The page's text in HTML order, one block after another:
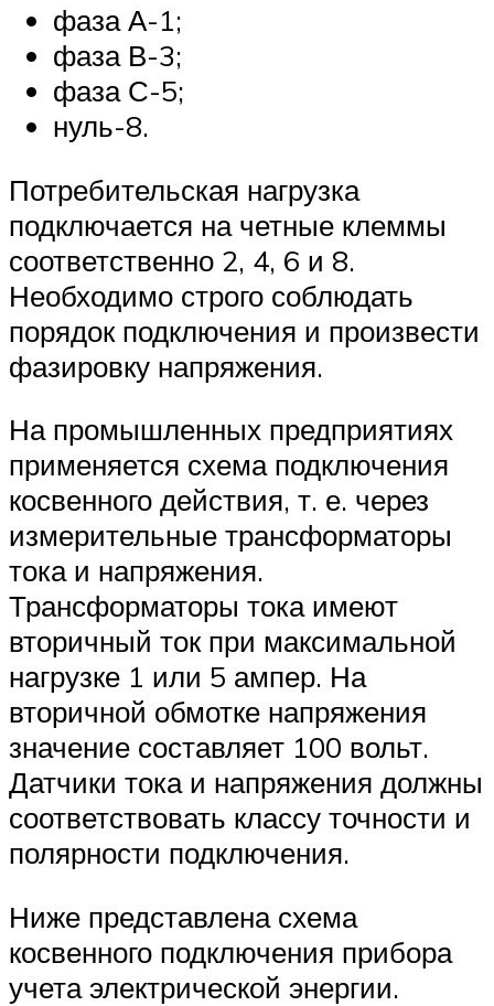
фаза А-1;
фаза В-3;
фаза С-5;
нуль-8.
Потребительская нагрузка
подключается на четные клеммы
соответственно 2, 4, 6 и 8.
Необходимо строго соблюдать
порядок подключения и произвести
фазировку напряжения.
На промышленных предприятиях
применяется схема подключения
косвенного действия, т. е. через
измерительные трансформаторы
тока и напряжения.
Трансформаторы тока имеют
вторичный ток при максимальной
нагрузке 1 или 5 ампер. На
вторичной обмотке напряжения
значение составляет 100 вольт.
Датчики тока и напряжения должны
соответствовать классу точности и
полярности подключения.
Ниже представлена схема
косвенного подключения прибора
учета электрической энергии.